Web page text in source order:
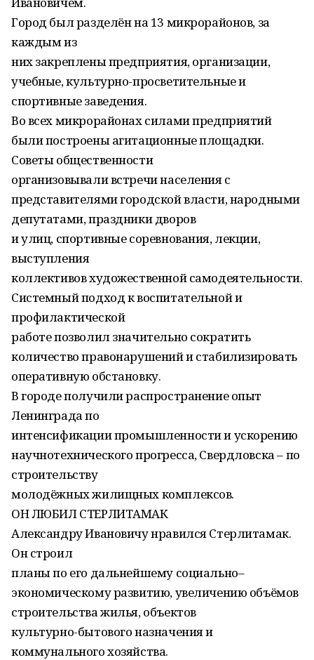
Город был разделён на 13 микрорайонов, за
каждым из
них закреплены предприятия, организации,
учебные, культурно-просветительные и
спортивные заведения.
Во всех микрорайонах силами предприятий
были построены агитационные площадки.
Советы общественности
организовывали встречи населения с
представителями городской власти, народными
депутатами, праздники дворов
и улиц, спортивные соревнования, лекции,
выступления
коллективов художественной самодеятельности.
Системный подход к воспитательной и
профилактической
работе позволил значительно сократить
количество правонарушений и стабилизировать
оперативную обстановку.
В городе получили распространение опыт
Ленинграда по
интенсификации промышленности и ускорению
научнотехнического прогресса, Свердловска – по
строительству
молодёжных жилищных комплексов.
ОН ЛЮБИЛ СТЕРЛИТАМАК
Александру Ивановичу нравился Стерлитамак.
Он строил
планы по его дальнейшему социально–
экономическому развитию, увеличению объёмов
строительства жилья, объектов
культурно-бытового назначения и
коммунального хозяйства.